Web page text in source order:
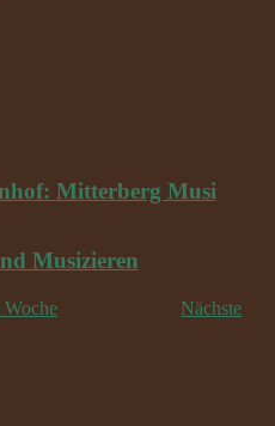
Mitterberg Musi
Musizieren
Woche Nächste